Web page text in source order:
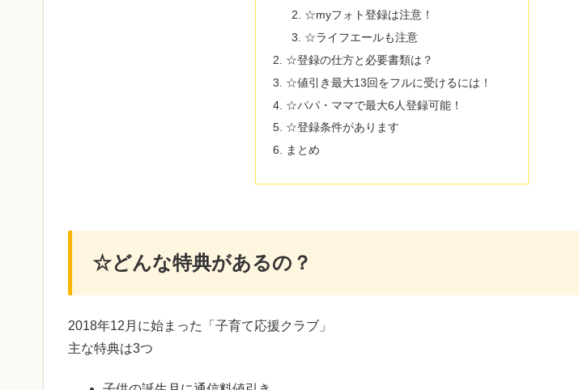
☆myフォト登録は注意！
☆ライフエールも注意
☆登録の仕方と必要書類は？
☆値引き最大13回をフルに受けるには！
☆パパ・ママで最大6人登録可能！
☆登録条件があります
まとめ
☆どんな特典があるの？
2018年12月に始まった「子育て応援クラブ」
主な特典は3つ